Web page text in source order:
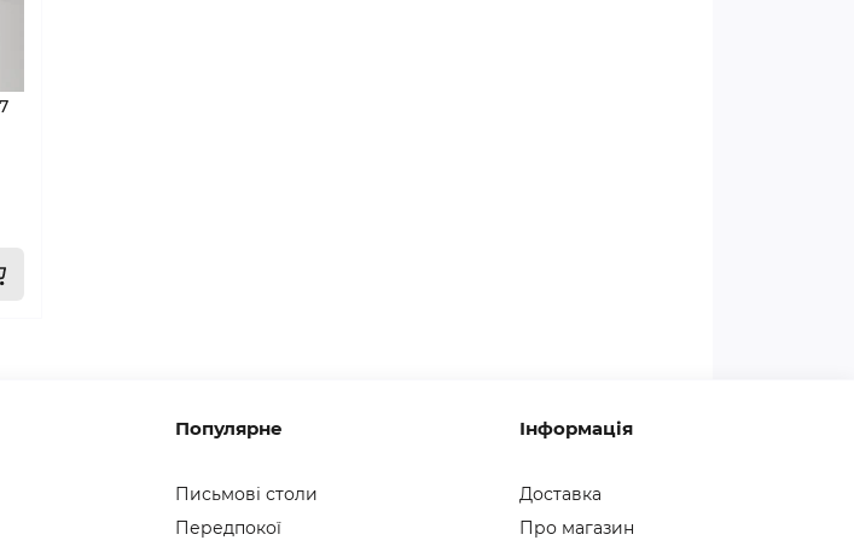
Популярне
Письмові столи
Передпокої
Інформація
Доставка
Про магазин